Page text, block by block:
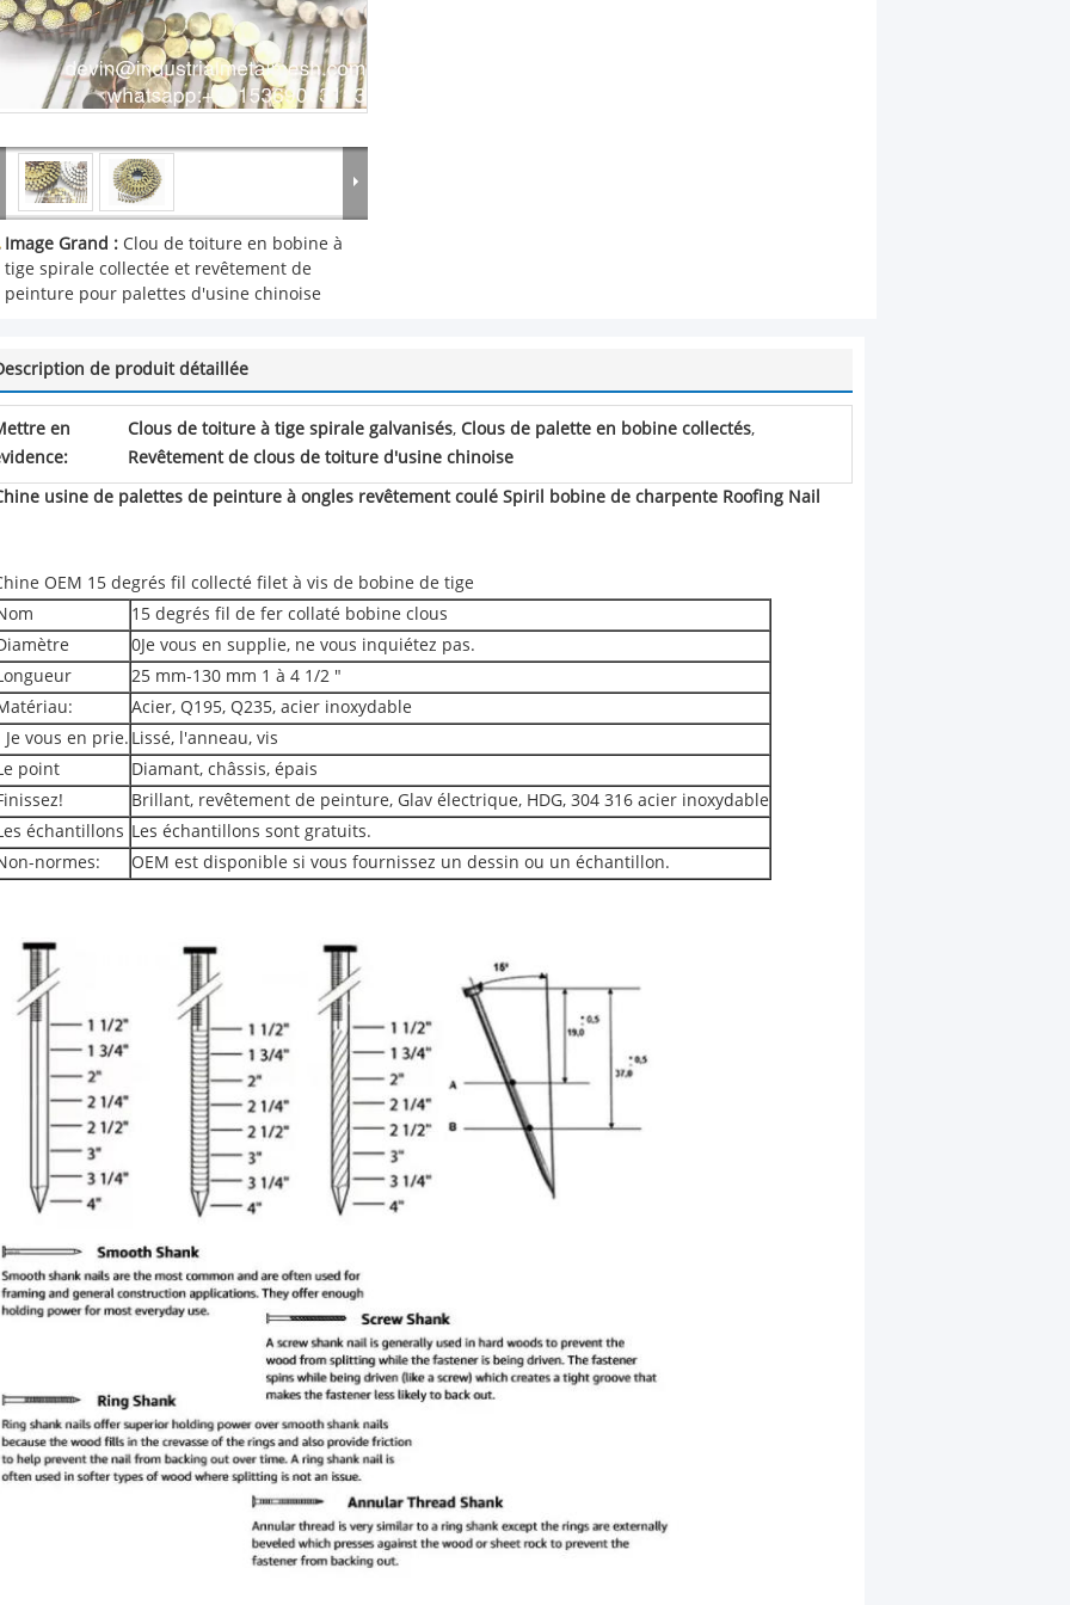
Image Grand : Clou de toiture en bobine à
tige spirale collectée et revêtement de
peinture pour palettes d'usine chinoise
de produit détaillée
en
Clous de toiture à tige spirale galvanisés, Clous de palette en bobine collectés,
Revêtement de clous de toiture d'usine chinoise
usine de palettes de peinture à ongles revêtement coulé Spiril bobine de charpente Roofing Nail
OEM 15 degrés fil collecté filet à vis de bobine de tige
15 degrés fil de fer collaté bobine clous
0Je vous en supplie, ne vous inquiétez pas.
25 mm-130 mm 1 à 4 1/2 "
Acier, Q195, Q235, acier inoxydable
Je vous en prie. Lissé, l'anneau, vis
point
Diamant, châssis, épais
Brillant, revêtement de peinture, Glav électrique, HDG, 304 316 acier inoxydable
échantillons Les échantillons sont gratuits.
normes:
OEM est disponible si vous fournissez un dessin ou un échantillon.